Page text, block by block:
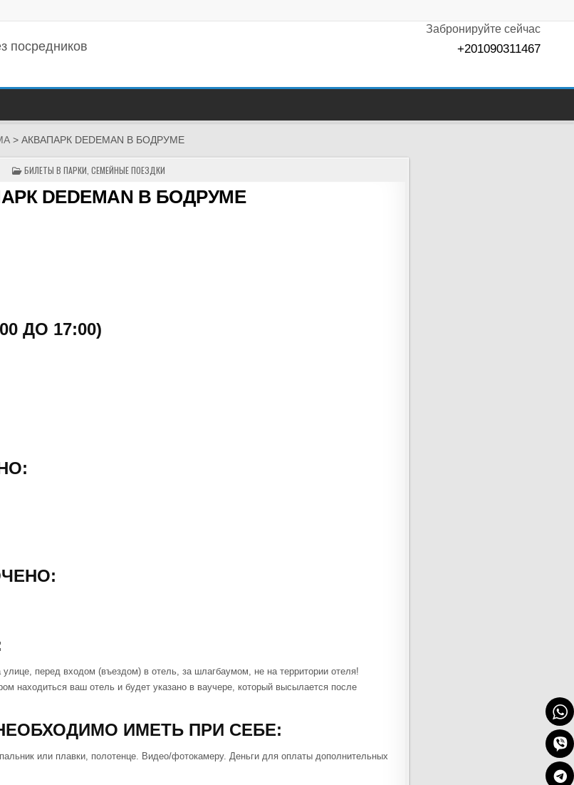
посредников
Забронируйте сейчас
+201090311467
> АКВАПАРК DEDEMAN В БОДРУМЕ
POSTED
БИЛЕТЫ В ПАРКИ СЕМЕЙНЫЕ ПОЕЗДКИ
DEDEMAN В БОДРУМЕ
ДО 17:00)
перед входом (въездом) в отель, за шлагбаумом, не на территории отеля!
находиться ваш отель и будет указано в ваучере, который высылается после
ИМЕТЬ ПРИ СЕБЕ:
или плавки, полотенце. Видео/фотокамеру. Деньги для оплаты дополнительных